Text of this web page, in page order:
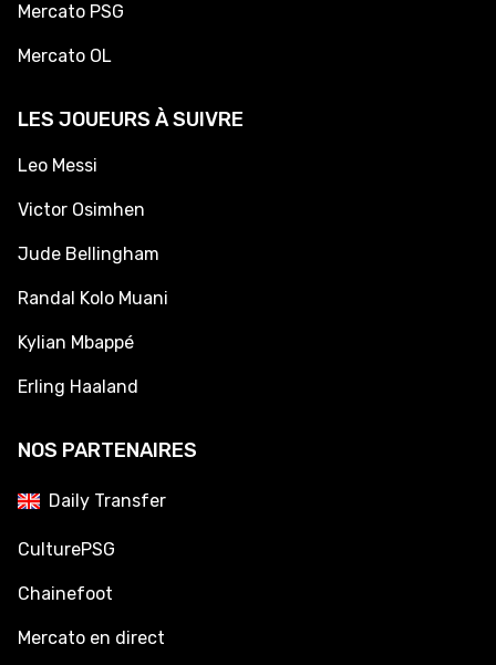
Mercato PSG
Mercato OL
LES JOUEURS À SUIVRE
Leo Messi
Victor Osimhen
Jude Bellingham
Randal Kolo Muani
Kylian Mbappé
Erling Haaland
NOS PARTENAIRES
Daily Transfer
CulturePSG
Chainefoot
Mercato en direct